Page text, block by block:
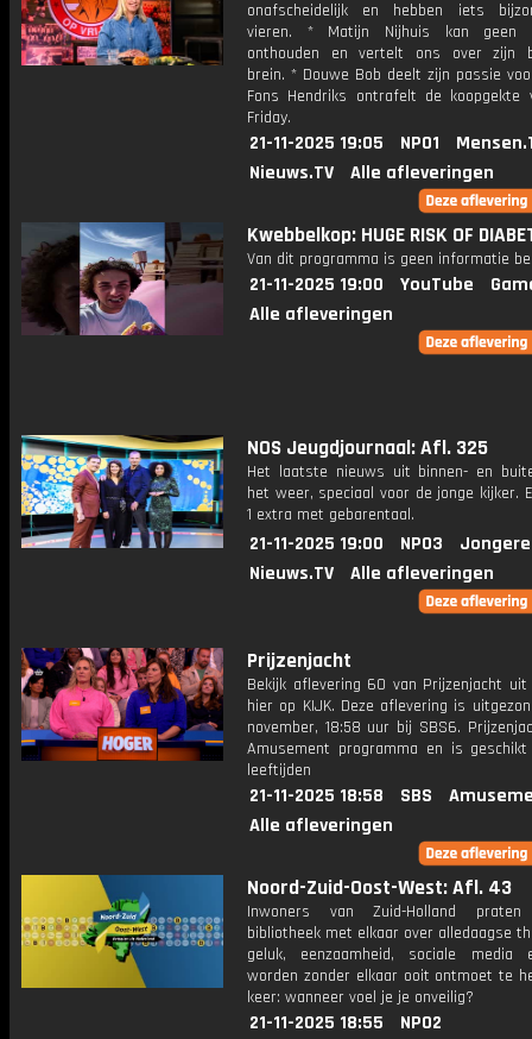
onafscheidelijk en hebben iets
vieren. * Matijn Nijhuis kan geen
onthouden en vertelt ons over zijn
brein. * Douwe Bob deelt zijn passie
Fons Hendriks ontrafelt de koopgekte
Friday.
21-11-2025 19:05 NPO1
Nieuws.TV
Alle afleveringen
Kwebbelkop: HUGE RISK OF
Van dit programma is geen informatie
21-11-2025 19:00 YouTube
Alle afleveringen
NOS Jeugdjournaal: Afl. 325
Het laatste nieuws uit binnen- en
het weer, speciaal voor de jonge kijker.
1 extra met gebarentaal.
21-11-2025 19:00 NPO3
Nieuws.TV
Alle afleveringen
Prijzenjacht
Bekijk aflevering 60 van Prijzenjacht uit
hier op KIJK. Deze aflevering is
november, 18:58 uur bij SBS6.
Amusement programma en is
leeftijden
21-11-2025 18:58 SBS
Alle afleveringen
Noord-Zuid-Oost-West: Afl. 43
Inwoners van Zuid-Holland
bibliotheek met elkaar over alledaagse
geluk, eenzaamheid, sociale media
worden zonder elkaar ooit ontmoet te
keer: wanneer voel je je onveilig?
21-11-2025 18:55
NPO2